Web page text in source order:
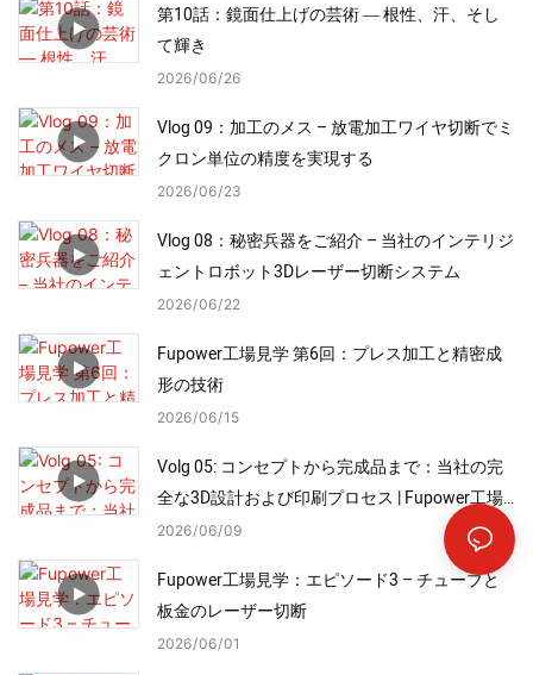
第10話：鏡面仕上げの芸術 ― 根性、汗、そし
て輝き
2026 06 26
Vlog 09：加工のメス – 放電加工ワイヤ切断でミ
クロン単位の精度を実現する
2026 06 23
Vlog 08：秘密兵器をご紹介 – 当社のインテリジ
ェントロボット3Dレーザー切断システム
2026 06 22
Fupower工場見学 第6回：プレス加工と精密成
形の技術
2026 06 15
Volg 05: コンセプトから完成品まで：当社の完
全な3D設計および印刷プロセス | Fupower工場
見学
2026 06 09
Fupower工場見学：エピソード3 – チューブと
板金のレーザー切断
2026 06 01